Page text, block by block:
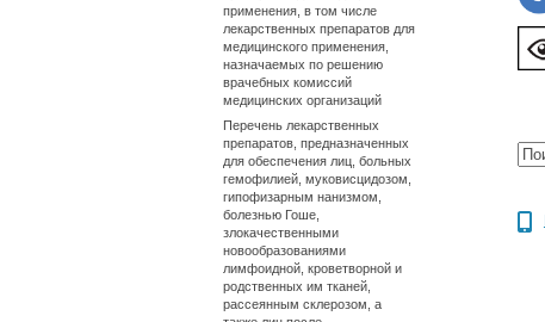
применения, в том числе
лекарственных препаратов для
медицинского применения,
назначаемых по решению
врачебных комиссий
медицинских организаций
Перечень лекарственных
препаратов, предназначенных
для обеспечения лиц, больных
гемофилией, муковисцидозом,
гипофизарным нанизмом,
болезнью Гоше,
злокачественными
новообразованиями
лимфоидной, кроветворной и
родственных им тканей,
рассеянным склерозом, а